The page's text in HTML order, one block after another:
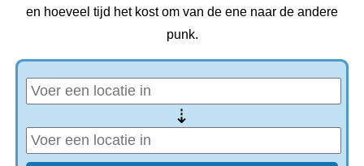
en hoeveel tijd het kost om van de ene naar de andere
punk.
⇢